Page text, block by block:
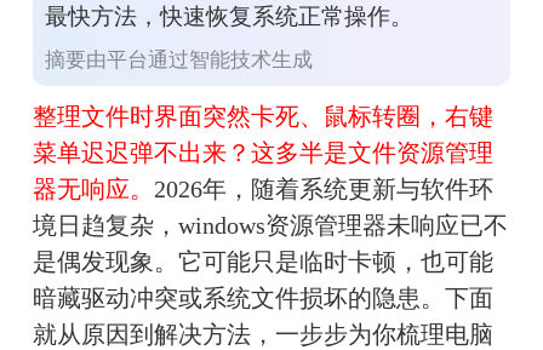
最快方法，快速恢复系统正常操作。
摘要由平台通过智能技术生成
整理文件时界面突然卡死、鼠标转圈，右键
菜单迟迟弹不出来？这多半是文件资源管理
器无响应。 2026年，随着系统更新与软件环
境日趋复杂，windows资源管理器未响应已不
是偶发现象。它可能只是临时卡顿，也可能
暗藏驱动冲突或系统文件损坏的隐患。下面
就从原因到解决方法，一步步为你梳理电脑